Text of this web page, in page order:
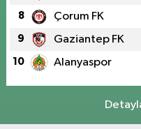
8 Çorum FK
9 Gaziantep FK
10 Alanyaspor